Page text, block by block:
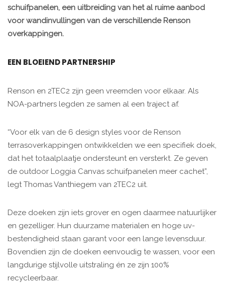
schuifpanelen, een uitbreiding van het al ruime aanbod
voor wandinvullingen van de verschillende Renson
overkappingen.
EEN BLOEIEND PARTNERSHIP
Renson en 2TEC2 zijn geen vreemden voor elkaar. Als
NOA-partners legden ze samen al een traject af.
“Voor elk van de 6 design styles voor de Renson
terrasoverkappingen ontwikkelden we een specifiek doek,
dat het totaalplaatje ondersteunt en versterkt. Ze geven
de outdoor Loggia Canvas schuifpanelen meer cachet”,
legt Thomas Vanthiegem van 2TEC2 uit.
Deze doeken zijn iets grover en ogen daarmee natuurlijker
en gezelliger. Hun duurzame materialen en hoge uv-
bestendigheid staan garant voor een lange levensduur.
Bovendien zijn de doeken eenvoudig te wassen, voor een
langdurige stijlvolle uitstraling én ze zijn 100%
recycleerbaar.